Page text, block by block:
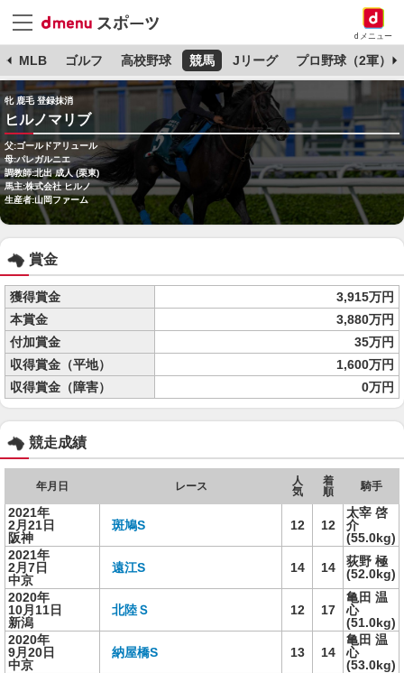
dメニュー
MLB ゴルフ 高校野球 競馬 Jリーグ プロ野球（2軍）
牝 鹿毛 登録抹消
ヒルノマリブ
父:ゴールドアリュール
母:パレガルニエ
調教師:北出 成人 (栗東)
馬主:株式会社 ヒルノ
生産者:山岡ファーム
賞金
獲得賞金
3,915万円
本賞金
3,880万円
付加賞金
35万円
収得賞金（平地）
1,600万円
収得賞金（障害）
0万円
競走成績
年月日 レース
人
気
着
順
騎手
2021年
2月21日
阪神
斑鳩S 12 12
太宰 啓
介
(55.0kg)
2021年
2月7日
中京
遠江S 14 14
荻野 極
(52.0kg)
2020年
10月11日
新潟
北陸Ｓ 12 17
亀田 温
心
(51.0kg)
2020年
9月20日
中京
納屋橋S 13 14
亀田 温
心
(53.0kg)